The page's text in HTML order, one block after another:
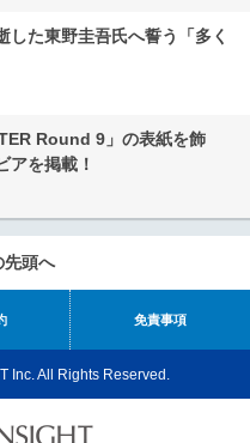
した東野圭吾氏へ誓う「多く
Round 9」の表紙を飾
アを掲載！
先頭へ
免責事項
Inc. All Rights Reserved.